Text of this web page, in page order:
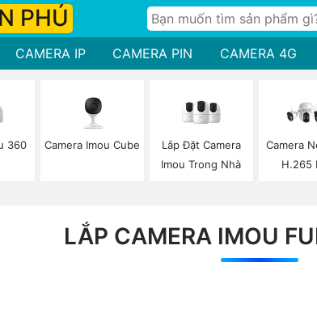
PHÚ
CAMERA IP CAMERA PIN CAMERA 4G
360 Camera Imou Cube
Lắp Đặt Camera
Imou Trong Nhà
Camera
H.265
LẮP CAMERA IMOU